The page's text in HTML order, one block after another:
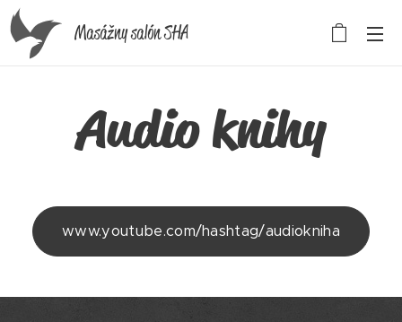
Masážny salón SHA
Audio knihy
www.youtube.com/hashtag/audiokniha